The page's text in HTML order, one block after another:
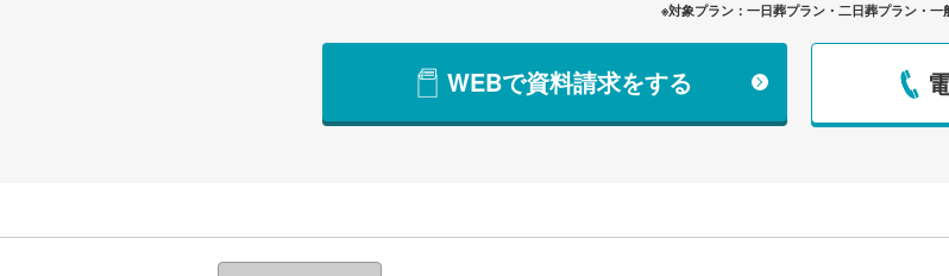
※対象プラン：一日葬プラン・二日葬プラン・一
WEBで資料請求をする